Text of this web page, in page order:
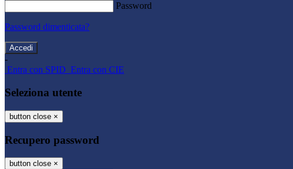
Password
Password dimenticata?
-
Entra con SPID Entra con CIE
Seleziona utente
button close ×
Recupero password
button close ×